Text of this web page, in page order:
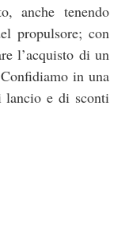
anche tenendo
propulsore; con
l’acquisto di un
in una
lancio e di sconti